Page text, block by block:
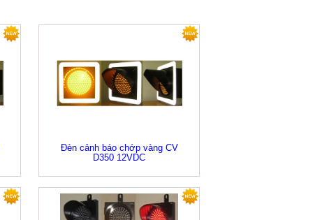
Đèn cảnh báo chớp vàng CV
D350 12VDC